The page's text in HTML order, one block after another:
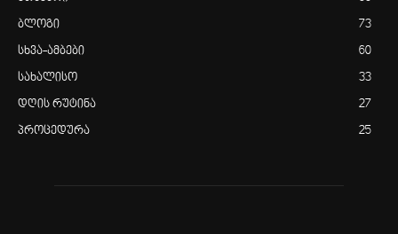
ბლოგი 73
სხვა-ამბები 60
სახალისო 33
დღის რუტინა 27
პროცედურა 25